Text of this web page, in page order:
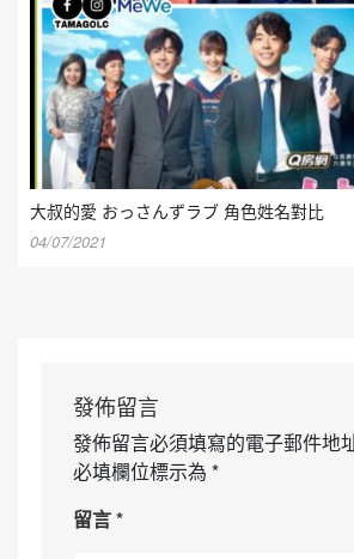
大叔的愛 おっさんずラブ 角色姓名對比
04/07/2021
發佈留言
發佈留言必須填寫的電子郵件地
必填欄位標示為 *
留言*